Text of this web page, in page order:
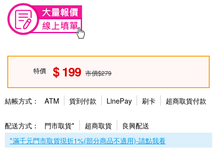
特價 199 市價$279
結帳方式： ATM 貨到付款 LinePay 刷卡 超商取貨付款
配送方式： 門市取貨* 超商取貨
良興配送
*滿千元門市取貨現折1%(部分商品不適用)-請點我看